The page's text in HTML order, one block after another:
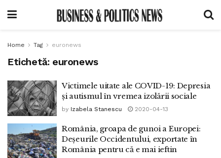
Home Tag euronews
Etichetă: euronews
Victimele uitate ale COVID-19: Depresia
și autismul în vremea izolării sociale
by Izabela Stanescu 2020-04-13
România, groapa de gunoi a Europei:
Deșeurile Occidentului, exportate în
România pentru că e mai ieftin